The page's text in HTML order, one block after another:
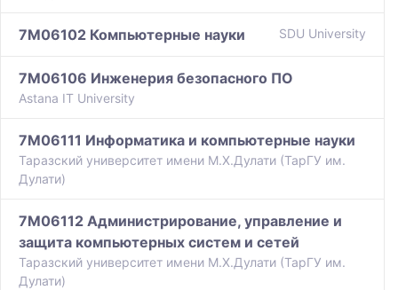
7M06102 Компьютерные науки SDU University
7M06106 Инженерия безопасного ПО
Astana IT University
7M06111 Информатика и компьютерные науки
Таразский университет имени М.Х.Дулати (ТарГУ им.
Дулати)
7M06112 Администрирование, управление и
защита компьютерных систем и сетей
Таразский университет имени М.Х.Дулати (ТарГУ им.
Дулати)